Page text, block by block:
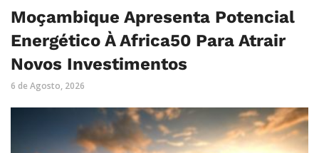
Moçambique Apresenta Potencial
Energético À Africa50 Para Atrair
Novos Investimentos
6 de Agosto, 2026